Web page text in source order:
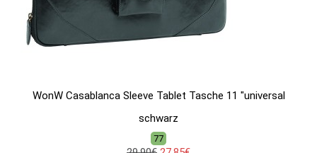
WonW Casablanca Sleeve Tablet Tasche 11 "universal
schwarz
77